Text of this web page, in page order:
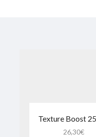
Texture Boost
26,30€